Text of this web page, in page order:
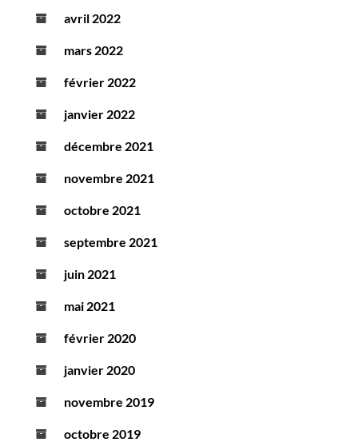
avril 2022
mars 2022
février 2022
janvier 2022
décembre 2021
novembre 2021
octobre 2021
septembre 2021
juin 2021
mai 2021
février 2020
janvier 2020
novembre 2019
octobre 2019